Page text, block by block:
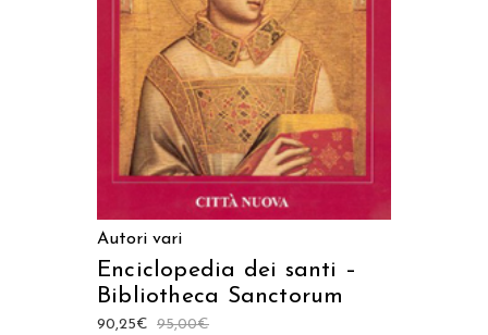
LEGGI TUTTO
Autori vari
Enciclopedia dei santi –
Bibliotheca Sanctorum
95,00€
90,25€